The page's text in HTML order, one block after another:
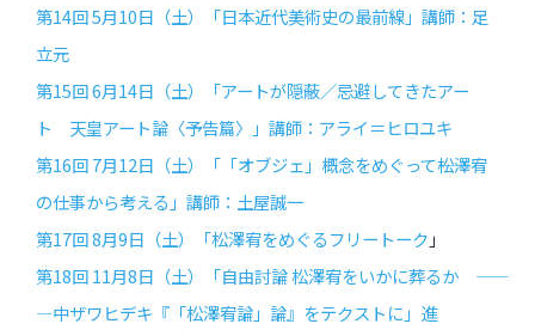
第14回 5月10日（土）「日本近代美術史の最前線」講師：足
立元
第15回 6月14日（土）「アートが隠蔽／忌避してきたアー
ト 天皇アート論〈予告篇〉」講師：アライ＝ヒロユキ
第16回 7月12日（土）「「オブジェ」概念をめぐって――松澤宥
の仕事から考える」講師：土屋誠一
第17回 8月9日（土）「松澤宥をめぐるフリートーク 」
第18回 11月8日（土）「自由討論 松澤宥をいかに葬るか ――
―中ザワヒデキ『「松澤宥論」論』をテクストに」進